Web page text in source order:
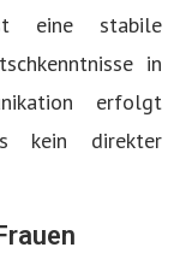
eine stabile
in
erfolgt
kein direkter